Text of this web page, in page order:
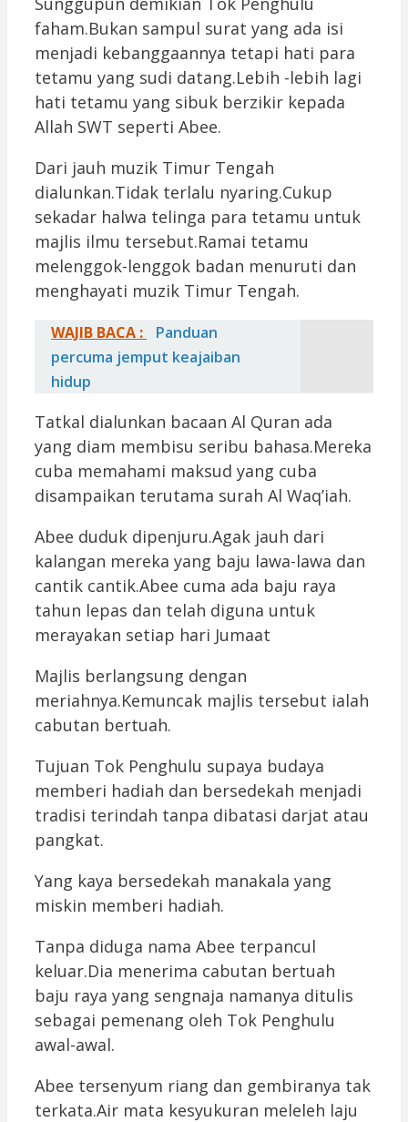
faham.Bukan sampul surat yang ada isi
menjadi kebanggaannya tetapi hati para
tetamu yang sudi datang.Lebih -lebih lagi
hati tetamu yang sibuk berzikir kepada
Allah SWT seperti Abee.
Dari jauh muzik Timur Tengah
dialunkan.Tidak terlalu nyaring.Cukup
sekadar halwa telinga para tetamu untuk
majlis ilmu tersebut.Ramai tetamu
melenggok-lenggok badan menuruti dan
menghayati muzik Timur Tengah.
WAJIB BACA :
Panduan
percuma jemput keajaiban
hidup
Tatkal dialunkan bacaan Al Quran ada
yang diam membisu seribu bahasa.Mereka
cuba memahami maksud yang cuba
disampaikan terutama surah Al Waq’iah.
Abee duduk dipenjuru.Agak jauh dari
kalangan mereka yang baju lawa-lawa dan
cantik cantik.Abee cuma ada baju raya
tahun lepas dan telah diguna untuk
merayakan setiap hari Jumaat
Majlis berlangsung dengan
meriahnya.Kemuncak majlis tersebut ialah
cabutan bertuah.
Tujuan Tok Penghulu supaya budaya
memberi hadiah dan bersedekah menjadi
tradisi terindah tanpa dibatasi darjat atau
pangkat.
Yang kaya bersedekah manakala yang
miskin memberi hadiah.
Tanpa diduga nama Abee terpancul
keluar.Dia menerima cabutan bertuah
baju raya yang sengnaja namanya ditulis
sebagai pemenang oleh Tok Penghulu
awal-awal.
Abee tersenyum riang dan gembiranya tak
terkata.Air mata kesyukuran meleleh laju